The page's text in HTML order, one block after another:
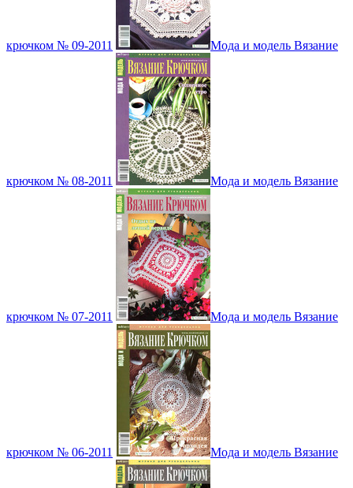
крючком № 09-2011 Мода и модель Вязание
крючком № 08-2011 Мода и модель Вязание
крючком № 07-2011 Мода и модель Вязание
крючком № 06-2011 Мода и модель Вязание